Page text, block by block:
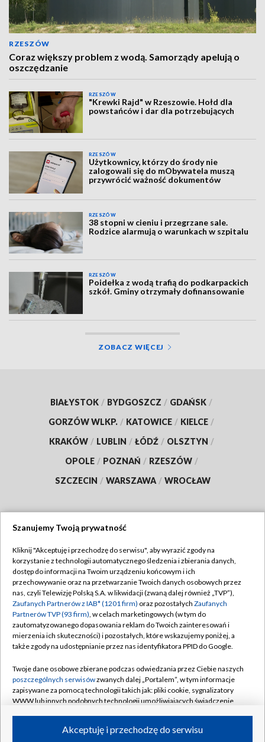
RZESZÓW
Coraz większy problem z wodą. Samorządy apelują o
oszczędzanie
RZESZÓW
"Krewki Rajd" w Rzeszowie. Hołd dla
powstańców i dar dla potrzebujących
RZESZÓW
Użytkownicy, którzy do środy nie
zalogowali się do mObywatela muszą
przywrócić ważność dokumentów
RZESZÓW
38 stopni w cieniu i przegrzane sale.
Rodzice alarmują o warunkach w szpitalu
RZESZÓW
Poidełka z wodą trafią do podkarpackich
szkół. Gminy otrzymały dofinansowanie
ZOBACZ WIĘCEJ
BIAŁYSTOK / BYDGOSZCZ / GDAŃSK /
GORZÓW WLKP. / KATOWICE / KIELCE /
KRAKÓW / LUBLIN / ŁÓDŹ / OLSZTYN /
OPOLE / POZNAŃ / RZESZÓW /
SZCZECIN / WARSZAWA / WROCŁAW
TVP
Abonament TVP
Emisja w TVP
Centrum informacji TVP
Naziemna Telewizja Cyfrowa
Rada Programowa
System NOS
Informacje o nadawcy
Program dla prasy
Regulamin TVP
Polityka prywatności
Moje zgody
Pomoc
Kontakt
Kanały
Szanujemy Twoją prywatność
Kliknij "Akceptuję i przechodzę do serwisu", aby wyrazić zgody na
korzystanie z technologii automatycznego śledzenia i zbierania danych,
dostęp do informacji na Twoim urządzeniu końcowym i ich
przechowywanie oraz na przetwarzanie Twoich danych osobowych przez
nas, czyli Telewizję Polską S.A. w likwidacji (zwaną dalej również „TVP”),
Zaufanych Partnerów z IAB* (1201 firm) oraz pozostałych Zaufanych
Partnerów TVP (93 firm), w celach marketingowych (w tym do
zautomatyzowanego dopasowania reklam do Twoich zainteresowań i
mierzenia ich skuteczności) i pozostałych, które wskazujemy poniżej, a
także zgody na udostępnianie przez nas identyfikatora PPID do Google.
Twoje dane osobowe zbierane podczas odwiedzania przez Ciebie naszych
poszczególnych serwisówzwanych dalej „Portalem”, w tym informacje
zapisywane za pomocą technologii takich jak: pliki cookie, sygnalizatory
WWW lub innych podobnych technologii umożliwiających świadczenie
ruchu w Internecie.Akceptuję i przechodzę do serwisu